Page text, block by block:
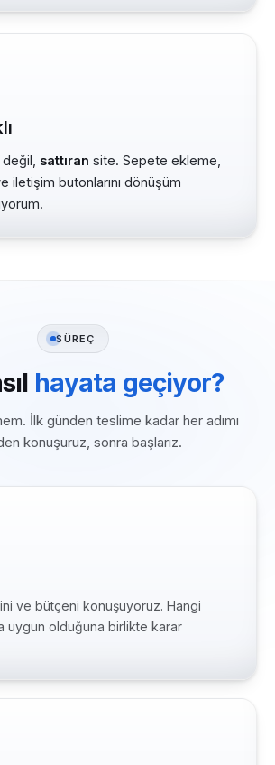
sattıran site. Sepete ekleme,
iletişim butonlarını dönüşüm
SÜREÇ
hayata geçiyor?
İlk günden teslime kadar her adımı
konuşuruz, sonra başlarız.
ve bütçeni konuşuyoruz. Hangi
uygun olduğuna birlikte karar